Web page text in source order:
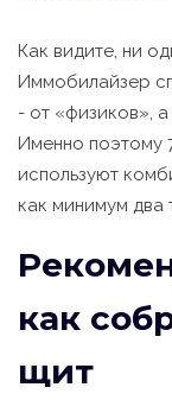
Как видите, ни
Иммобилайзер
- от «физиков», а
Именно поэтому
используют
как минимум два
как
щит